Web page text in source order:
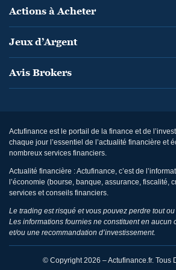
Actions à Acheter
Jeux d’Argent
Avis Brokers
Actufinance est le portail de la finance et de
chaque jour l’essentiel de l’actualité financière et
nombreux services financiers.
Actualité financière : Actufinance, c’est de
l’économie (bourse, banque, assurance, fiscalité,
services et conseils financiers.
Le trading est risqué et vous pouvez perdre tout
Les informations fournies ne constituent en aucun
et/ou une recommandation d’investissement.
© Copyright 2026 – Actufinance.fr. Tous